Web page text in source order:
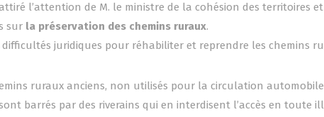
l’attention de M. le ministre de la cohésion des territoires
sur la préservation des chemins ruraux.
difficultés juridiques pour réhabiliter et reprendre les chemins
ruraux anciens, non utilisés pour la circulation
barrés par des riverains qui en interdisent l’accès en toute